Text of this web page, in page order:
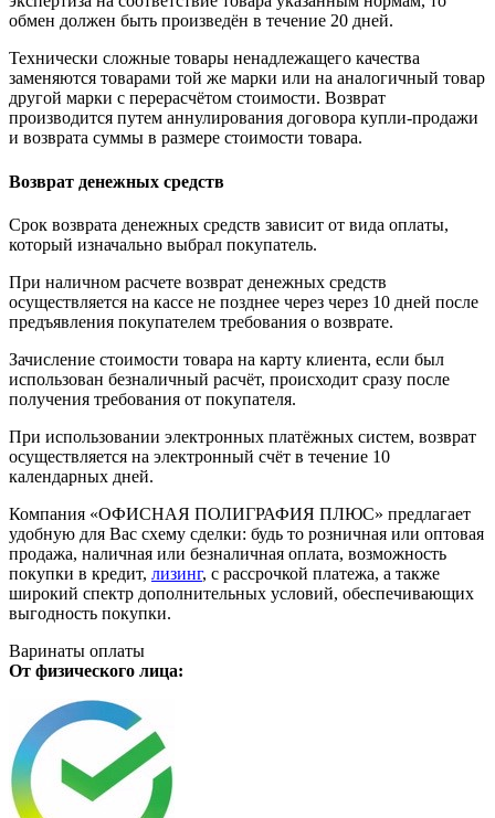
обмен должен быть произведён в течение 20 дней.
Технически сложные товары ненадлежащего качества
заменяются товарами той же марки или на аналогичный товар
другой марки с перерасчётом стоимости. Возврат
производится путем аннулирования договора купли-продажи
и возврата суммы в размере стоимости товара.
Возврат денежных средств
Срок возврата денежных средств зависит от вида оплаты,
который изначально выбрал покупатель.
При наличном расчете возврат денежных средств
осуществляется на кассе не позднее через через 10 дней после
предъявления покупателем требования о возврате.
Зачисление стоимости товара на карту клиента, если был
использован безналичный расчёт, происходит сразу после
получения требования от покупателя.
При использовании электронных платёжных систем, возврат
осуществляется на электронный счёт в течение 10
календарных дней.
Компания «ОФИСНАЯ ПОЛИГРАФИЯ ПЛЮС» предлагает
удобную для Вас схему сделки: будь то розничная или оптовая
продажа, наличная или безналичная оплата, возможность
покупки в кредит, лизинг, с рассрочкой платежа, а также
широкий спектр дополнительных условий, обеспечивающих
выгодность покупки.
Варинаты оплаты
От физического лица: